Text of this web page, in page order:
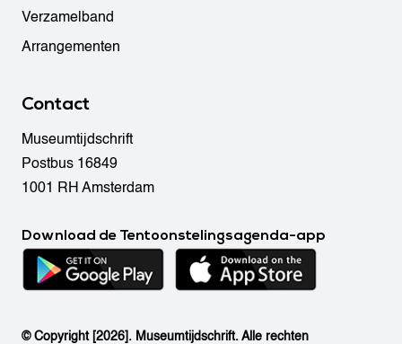
Verzamelband
Arrangementen
Contact
Museumtijdschrift
Postbus 16849
1001 RH Amsterdam
Download de Tentoonstelingsagenda-app
© Copyright [2026]. Museumtijdschrift. Alle rechten